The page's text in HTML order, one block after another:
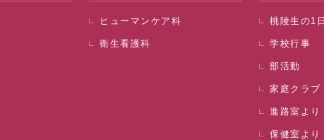
ヒューマンケア科
衛生看護科
桃陵生の1
学校行事
部活動
家庭クラブ
進路室より
保健室より